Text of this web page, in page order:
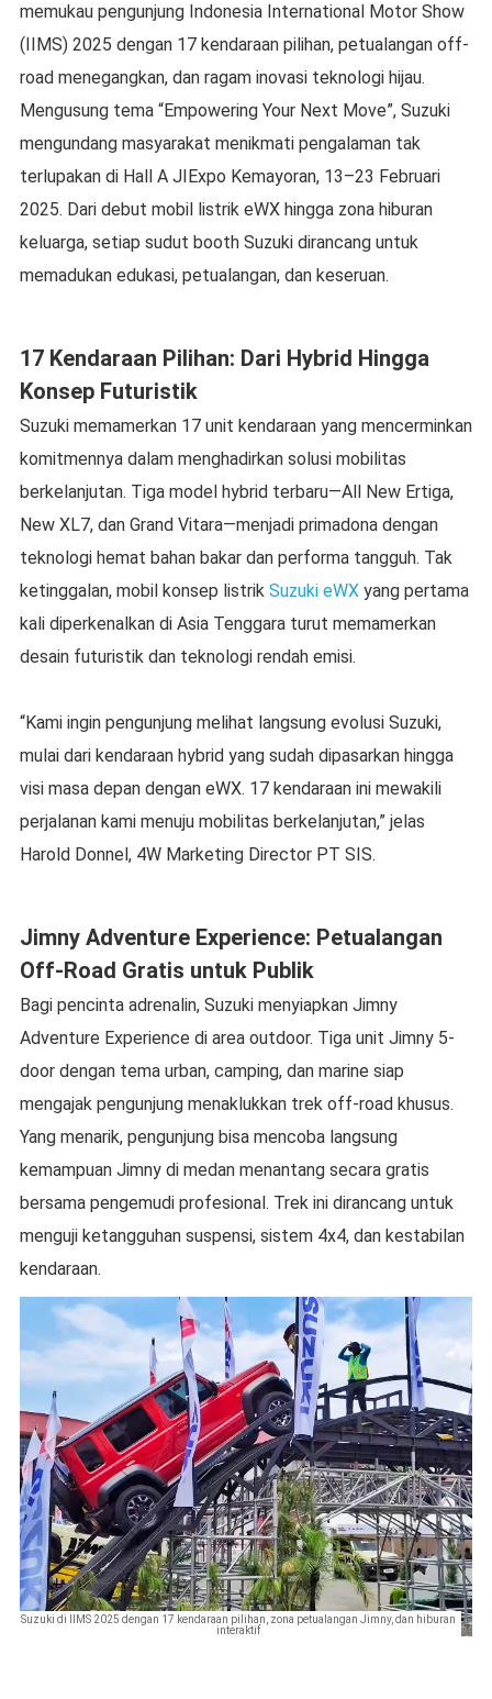
memukau pengunjung Indonesia International Motor Show
(IIMS) 2025 dengan 17 kendaraan pilihan, petualangan off-
road menegangkan, dan ragam inovasi teknologi hijau.
Mengusung tema “Empowering Your Next Move”, Suzuki
mengundang masyarakat menikmati pengalaman tak
terlupakan di Hall A JIExpo Kemayoran, 13–23 Februari
2025. Dari debut mobil listrik eWX hingga zona hiburan
keluarga, setiap sudut booth Suzuki dirancang untuk
memadukan edukasi, petualangan, dan keseruan.
17 Kendaraan Pilihan: Dari Hybrid Hingga
Konsep Futuristik
Suzuki memamerkan 17 unit kendaraan yang mencerminkan
komitmennya dalam menghadirkan solusi mobilitas
berkelanjutan. Tiga model hybrid terbaru—All New Ertiga,
New XL7, dan Grand Vitara—menjadi primadona dengan
teknologi hemat bahan bakar dan performa tangguh. Tak
ketinggalan, mobil konsep listrik Suzuki eWXyang pertama
kali diperkenalkan di Asia Tenggara turut memamerkan
desain futuristik dan teknologi rendah emisi.
“Kami ingin pengunjung melihat langsung evolusi Suzuki,
mulai dari kendaraan hybrid yang sudah dipasarkan hingga
visi masa depan dengan eWX. 17 kendaraan ini mewakili
perjalanan kami menuju mobilitas berkelanjutan,” jelas
Harold Donnel, 4W Marketing Director PT SIS.
Jimny Adventure Experience: Petualangan
Off-Road Gratis untuk Publik
Bagi pencinta adrenalin, Suzuki menyiapkan Jimny
Adventure Experience di area outdoor. Tiga unit Jimny 5-
door dengan tema urban, camping, dan marine siap
mengajak pengunjung menaklukkan trek off-road khusus.
Yang menarik, pengunjung bisa mencoba langsung
kemampuan Jimny di medan menantang secara gratis
bersama pengemudi profesional. Trek ini dirancang untuk
menguji ketangguhan suspensi, sistem 4x4, dan kestabilan
kendaraan.
Suzuki di IIMS 2025 dengan 17 kendaraan pilihan, zona petualangan Jimny, dan hiburan
interaktif